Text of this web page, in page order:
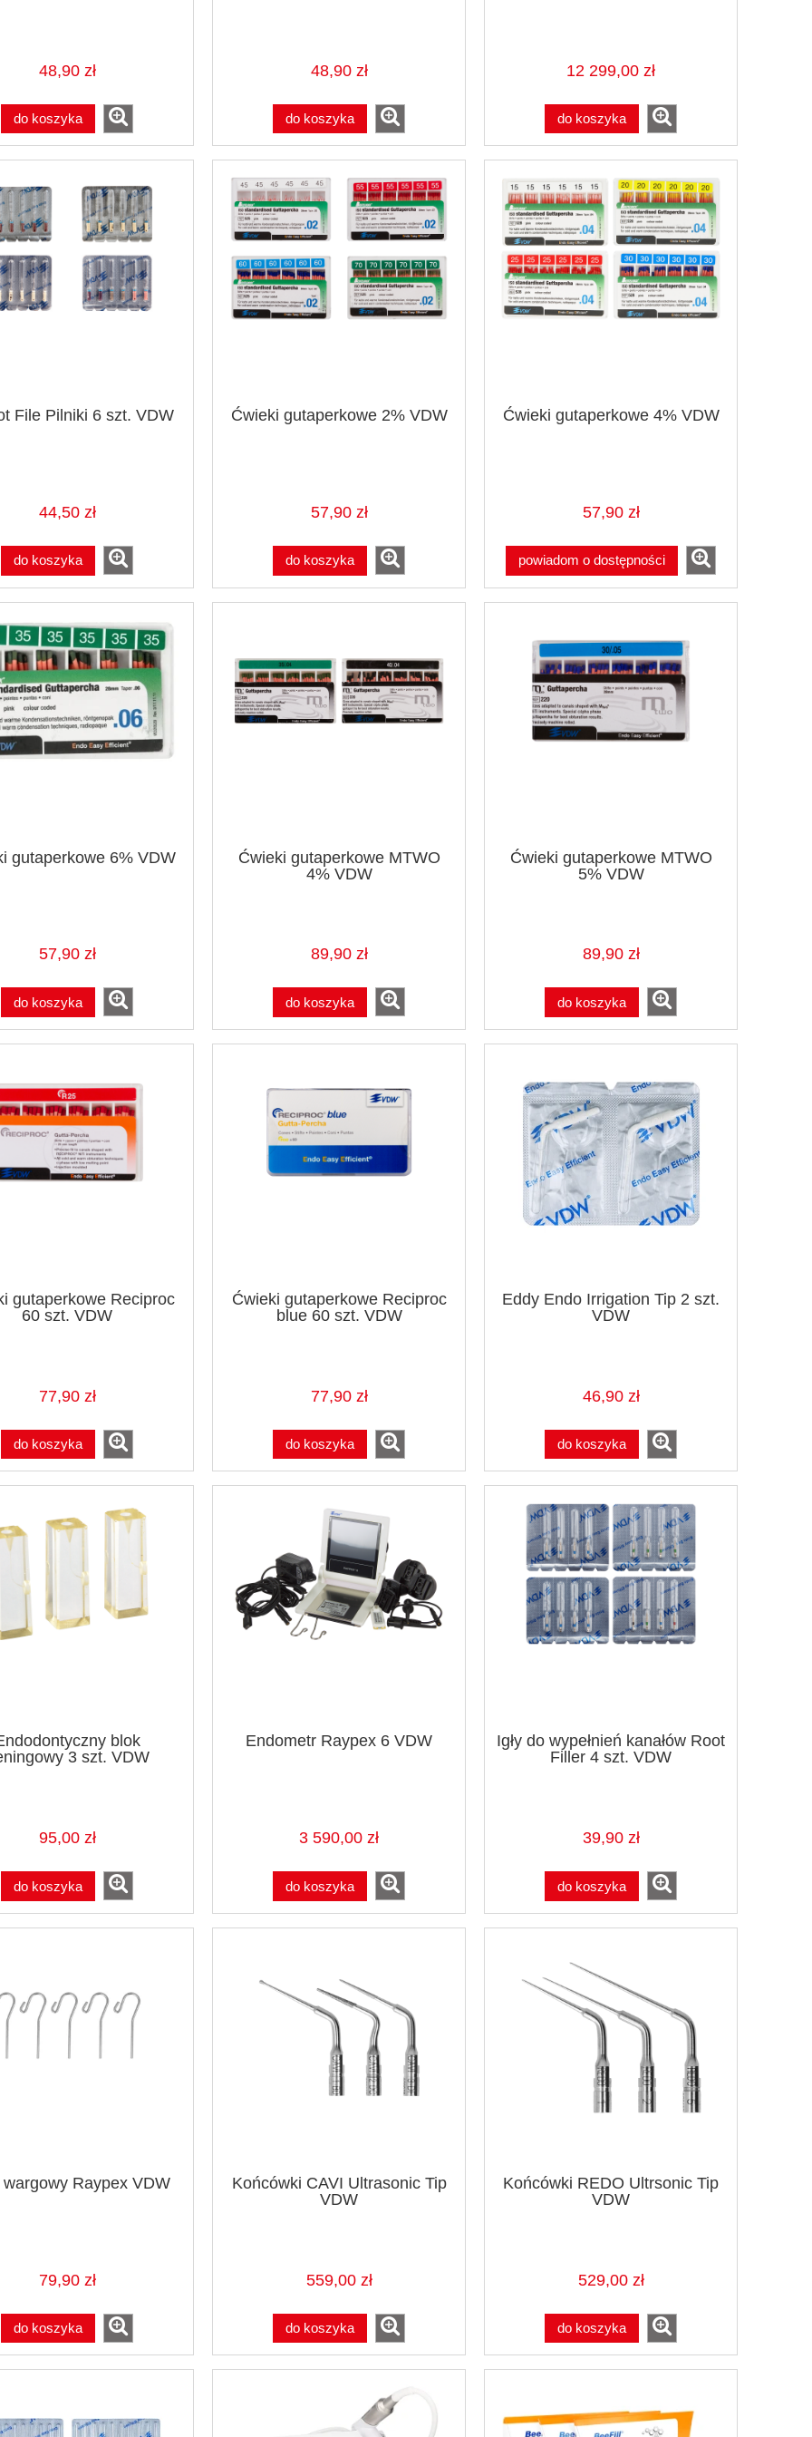
48,90 zł
do koszyka
48,90 zł
do koszyka
12 299,00 zł
do koszyka
File Pilniki 6 szt. VDW
44,50 zł
do koszyka
Ćwieki gutaperkowe 2% VDW
57,90 zł
do koszyka
Ćwieki gutaperkowe 4% VDW
57,90 zł
powiadom o dostępności
gutaperkowe 6% VDW
57,90 zł
do koszyka
Ćwieki gutaperkowe MTWO
4% VDW
89,90 zł
do koszyka
Ćwieki gutaperkowe MTWO
5% VDW
89,90 zł
do koszyka
gutaperkowe Reciproc
60 szt. VDW
77,90 zł
do koszyka
Ćwieki gutaperkowe Reciproc
blue 60 szt. VDW
77,90 zł
do koszyka
Eddy Endo Irrigation Tip 2 szt.
VDW
46,90 zł
do koszyka
blok
3 szt. VDW
95,00 zł
do koszyka
Endometr Raypex 6 VDW
3 590,00 zł
do koszyka
Igły do wypełnień kanałów Root
Filler 4 szt. VDW
39,90 zł
do koszyka
Raypex VDW
79,90 zł
do koszyka
Końcówki CAVI Ultrasonic Tip
VDW
559,00 zł
do koszyka
Końcówki REDO Ultrsonic Tip
VDW
529,00 zł
do koszyka